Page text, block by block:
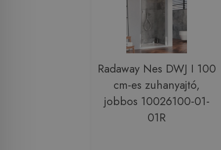
Radaway Nes DWJ I 100
cm-es zuhanyajtó,
jobbos 10026100-01-
01R